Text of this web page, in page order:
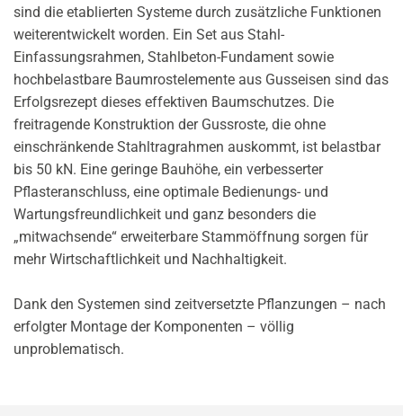
sind die etablierten Systeme durch zusätzliche Funktionen
weiterentwickelt worden. Ein Set aus Stahl-
Einfassungsrahmen, Stahlbeton-Fundament sowie
hochbelastbare Baumrostelemente aus Gusseisen sind das
Erfolgsrezept dieses effektiven Baumschutzes. Die
freitragende Konstruktion der Gussroste, die ohne
einschränkende Stahltragrahmen auskommt, ist belastbar
bis 50 kN. Eine geringe Bauhöhe, ein verbesserter
Pflasteranschluss, eine optimale Bedienungs- und
Wartungsfreundlichkeit und ganz besonders die
„mitwachsende“ erweiterbare Stammöffnung sorgen für
mehr Wirtschaftlichkeit und Nachhaltigkeit.
Dank den Systemen sind zeitversetzte Pflanzungen – nach
erfolgter Montage der Komponenten – völlig
unproblematisch.